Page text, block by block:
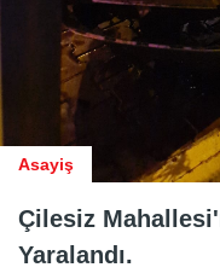
Asayiş
Çilesiz
Yaralandı.